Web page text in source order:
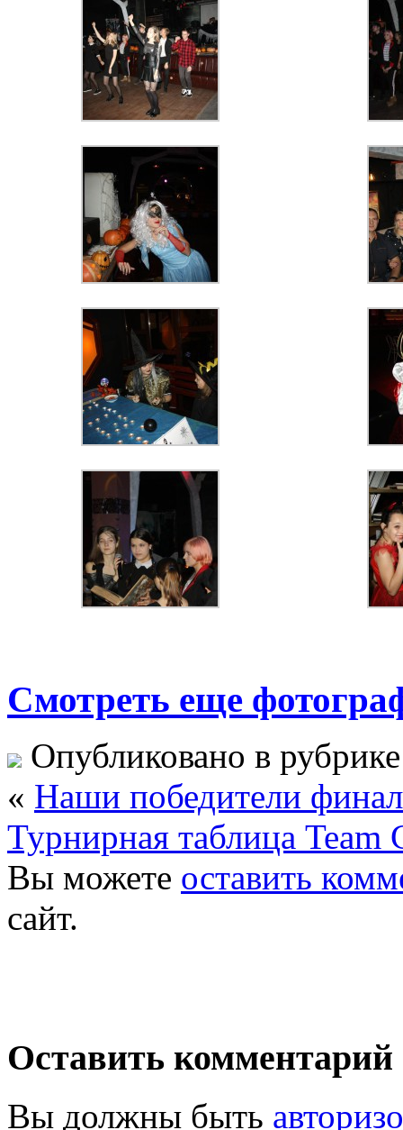
Смотреть еще
Опубликовано в
« Наши победители
Турнирная таблица Team
Вы можете оставить
сайт.
Оставить комментарий
Вы должны быть